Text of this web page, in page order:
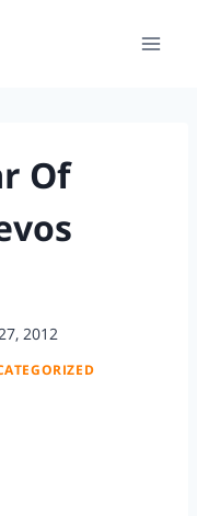
Of
2012